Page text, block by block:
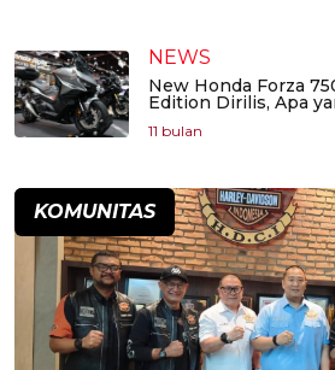
NEWS
New Honda Forza
Edition Dirilis, Apa
11 bulan
KOMUNITAS